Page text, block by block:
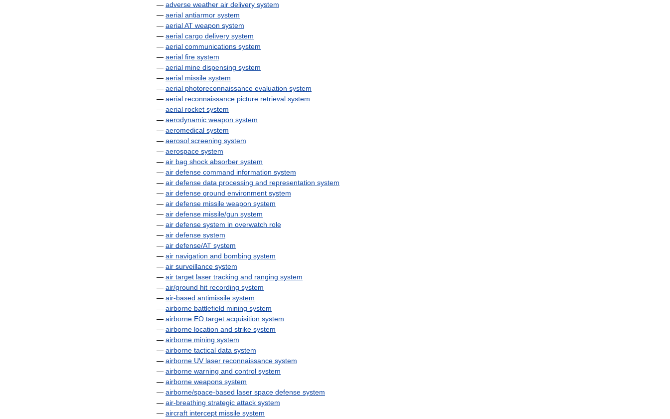
— adverse weather air delivery system
— aerial antiarmor system
— aerialAT weapon system
— aerial cargo delivery system
— aerial communications system
— aerial fire system
— aerial mine dispensing system
— aerial missile system
— aerial photoreconnaissance evaluation system
— aerial reconnaissance picture retrieval system
— aerial rocket system
— aerodynamic weapon system
— aeromedical system
— aerosol screening system
— aerospace system
— air bag shock absorber system
— air defense command information system
— air defense data processing and representation system
— air defense ground environment system
— air defense missile weapon system
— air defense missile/gun system
— air defense system in overwatch role
— air defense system
— air defense/AT system
— air navigation and bombing system
— air surveillance system
— air target laser tracking and ranging system
— air/ground hit recording system
— air-based antimissile system
— airborne battlefield mining system
— airborne EO target acquisition system
— airborne location and strike system
— airborne mining system
— airborne tactical data system
— airborne UV laser reconnaissance system
— airborne warning and control system
— airborne weapons system
— airborne/space-based laser space defense system
— air-breathing strategic attack system
— aircraft intercept missile system